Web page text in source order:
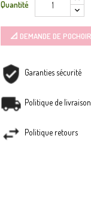
Quantité
📐 DEMANDE DE
Garanties sécurité
Politique de livraison
Politique retours